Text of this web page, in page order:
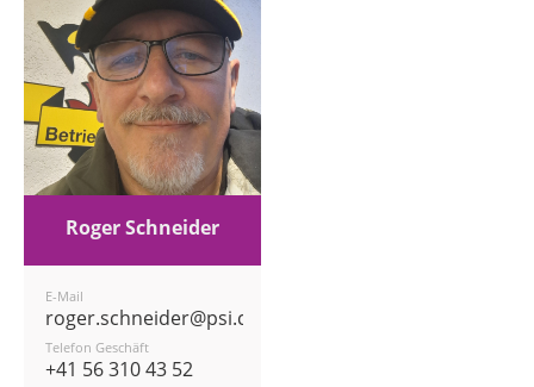
Roger Schneider
E-Mail
roger.schneider@psi.ch
Telefon Geschäft
+41 56 310 43 52